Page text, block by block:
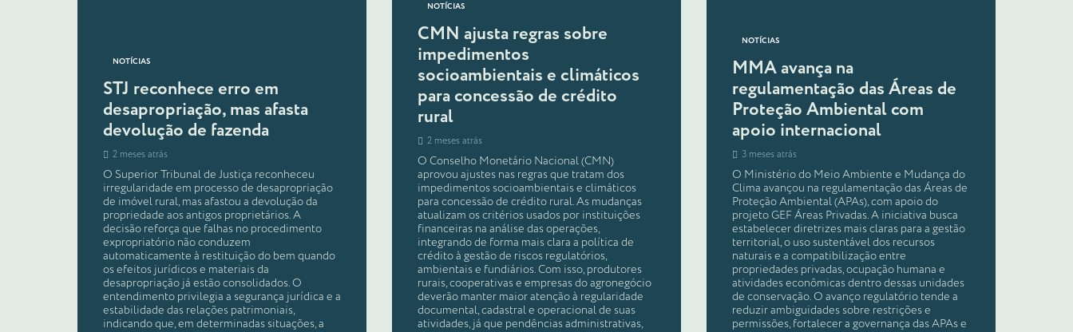
NOTÍCIAS
STJ reconhece erro em
desapropriação, mas afasta
devolução de fazenda
2 meses atrás
O Superior Tribunal de Justiça reconheceu
irregularidade em processo de desapropriação
de imóvel rural, mas afastou a devolução da
propriedade aos antigos proprietários. A
decisão reforça que falhas no procedimento
expropriatório não conduzem
automaticamente à restituição do bem quando
os efeitos jurídicos e materiais da
desapropriação já estão consolidados. O
entendimento privilegia a segurança jurídica e a
estabilidade das relações patrimoniais,
indicando que, em determinadas situações, a
NOTÍCIAS
CMN ajusta regras sobre
impedimentos
socioambientais e climáticos
para concessão de crédito
rural
2 meses atrás
O Conselho Monetário Nacional (CMN)
aprovou ajustes nas regras que tratam dos
impedimentos socioambientais e climáticos
para concessão de crédito rural. As mudanças
atualizam os critérios usados por instituições
financeiras na análise das operações,
integrando de forma mais clara a política de
crédito à gestão de riscos regulatórios,
ambientais e fundiários. Com isso, produtores
rurais, cooperativas e empresas do agronegócio
deverão manter maior atenção à regularidade
documental, cadastral e operacional de suas
atividades, já que pendências administrativas,
NOTÍCIAS
MMA avança na
regulamentação das Áreas de
Proteção Ambiental com
apoio internacional
3 meses atrás
O Ministério do Meio Ambiente e Mudança do
Clima avançou na regulamentação das Áreas de
Proteção Ambiental (APAs), com apoio do
projeto GEF Áreas Privadas. A iniciativa busca
estabelecer diretrizes mais claras para a gestão
territorial, o uso sustentável dos recursos
naturais e a compatibilização entre
propriedades privadas, ocupação humana e
atividades econômicas dentro dessas unidades
de conservação. O avanço regulatório tende a
reduzir ambiguidades sobre restrições e
permissões, fortalecer a governança das APAs e